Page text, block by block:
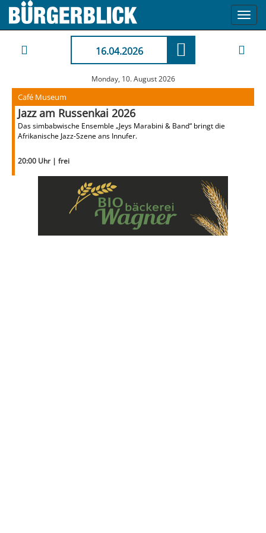
16.04.2026
Monday, 10. August 2026
Café Museum
Jazz am Russenkai 2026
Das simbabwische Ensemble „Jeys Marabini & Band“ bringt die
Afrikanische Jazz-Szene ans Innufer.
20:00 Uhr | frei